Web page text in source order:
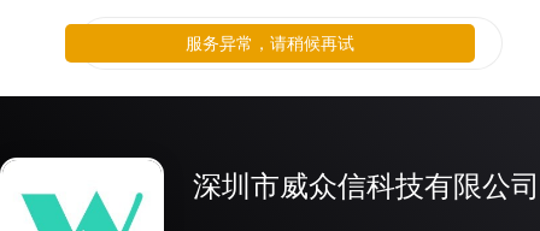
深圳市威众信科技有限公司
服务异常，请稍候再试